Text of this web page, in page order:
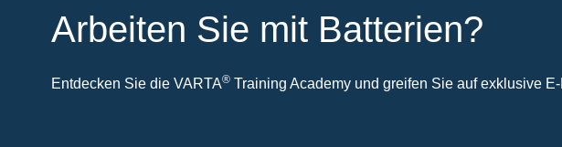
Arbeiten Sie mit Batterien?
Entdecken Sie die VARTA® Training Academy und greifen Sie auf exklusive